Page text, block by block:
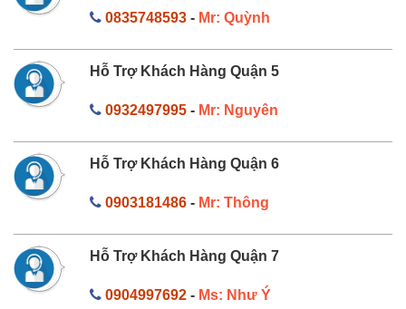
0835748593- Mr: Quỳnh
Hỗ Trợ Khách Hàng Quận 5
0932497995- Mr: Nguyên
Hỗ Trợ Khách Hàng Quận 6
0903181486- Mr: Thông
Hỗ Trợ Khách Hàng Quận 7
0904997692- Ms: Như Ý